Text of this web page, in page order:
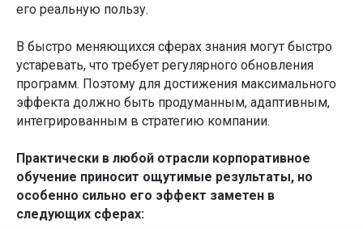
его реальную пользу.
В быстро меняющихся сферах знания могут быстро
устаревать, что требует регулярного обновления
программ. Поэтому для достижения максимального
эффекта должно быть продуманным, адаптивным,
интегрированным в стратегию компании.
Практически в любой отрасли корпоративное
обучение приносит ощутимые результаты, но
особенно сильно его эффект заметен в
следующих сферах: